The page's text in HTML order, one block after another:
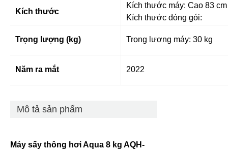
Kích thước
Kích thước máy: Cao 83
Kích thước đóng gói:
Trọng lượng (kg) Trọng lượng máy: 30 kg
Năm ra mắt 2022
Mô tả sản phẩm
Máy sấy thông hơi Aqua 8 kg AQH-